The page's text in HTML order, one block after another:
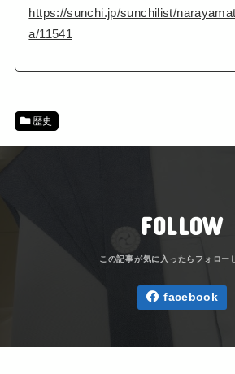
https://sunchi.jp/sunchilist/
a/11541
歴史
FOLLOW
facebook